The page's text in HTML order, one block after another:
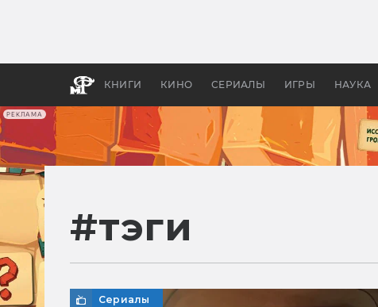
РЕКЛАМА
КНИГИ КИНО СЕРИАЛЫ ИГРЫ НАУКА
#тэги
Сериалы